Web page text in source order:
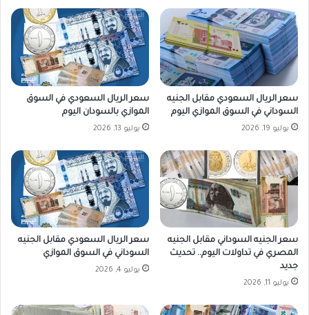
ب
ل
ا
ل
ي
ا
س
و
ن
ا
ل
ي
م
ه
ر
ة
ي
ه
ئ
ب
ل
ا
س
ي
ة
ا
م
سعر الريال السعودي مقابل الجنيه
السوداني في السوق الموازي اليوم
يوليو 19, 2026
سعر الريال السعودي في السوق
الموازي بالسودان اليوم
يوليو 13, 2026
سعر الجنيه السوداني مقابل الجنيه
المصري في تداولات اليوم.. تحديث
جديد
يوليو 11, 2026
سعر الريال السعودي مقابل الجنيه
السوداني في السوق الموازي
يوليو 4, 2026